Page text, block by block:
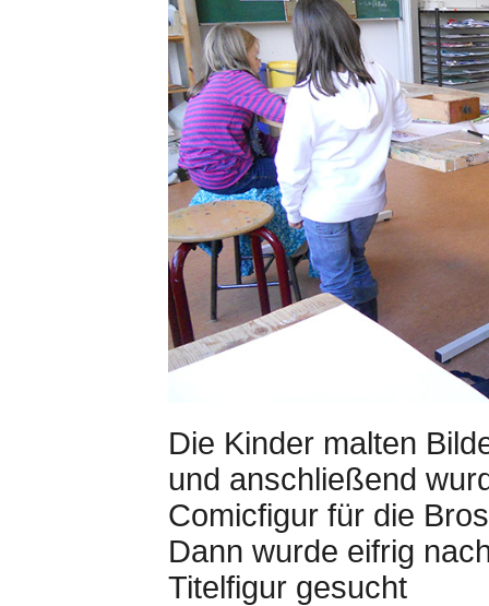
Die Kinder malten
und anschließend
Comicfigur für die
Dann wurde eifrig
Titelfigur gesucht